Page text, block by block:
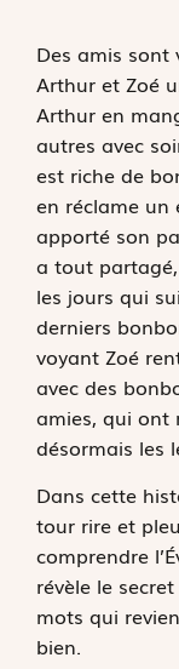
Des amis
Arthur et Zoé
Arthur en
autres avec
est riche de
en réclame un
apporté son
a tout
les jours qui
derniers
voyant Zoé
avec des
amies, qui ont
désormais les
Dans cette
tour rire et
comprendre
révèle le
mots qui
bien.